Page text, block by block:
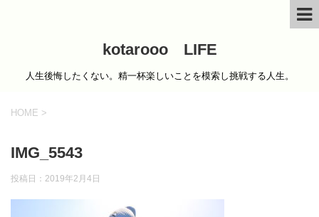
kotarooo LIFE
人生後悔したくない。精一杯楽しいことを模索し挑戦する人生。
HOME >
IMG_5543
投稿日： 2019年2月4日